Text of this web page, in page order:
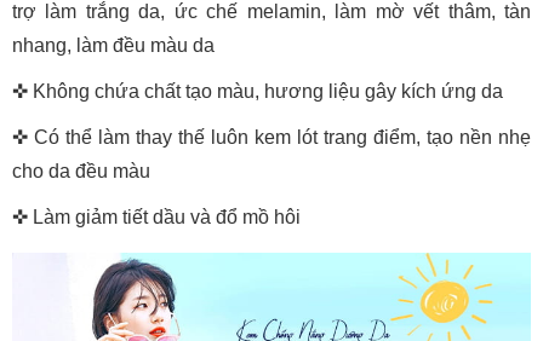
trợ làm trắng da, ức chế melamin, làm mờ vết thâm, tàn
nhang, làm đều màu da
✜ Không chứa chất tạo màu, hương liệu gây kích ứng da
✜ Có thể làm thay thế luôn kem lót trang điểm, tạo nền nhẹ
cho da đều màu
✜ Làm giảm tiết dầu và đổ mồ hôi